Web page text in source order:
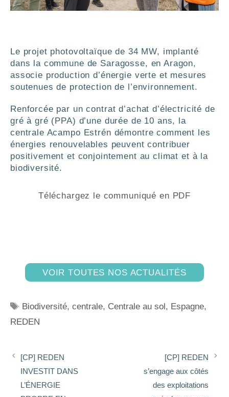
Le projet photovoltaïque de 34 MW, implanté
dans la commune de Saragosse, en Aragon,
associe production d’énergie verte et mesures
soutenues de protection de l’environnement.
Renforcée par un contrat d’achat d’électricité de
gré à gré (PPA) d’une durée de 10 ans, la
centrale Acampo Estrén démontre comment les
énergies renouvelables peuvent contribuer
positivement et conjointement au climat et à la
biodiversité.
Téléchargez le communiqué en PDF
VOIR TOUTES NOS ACTUALITÉS
Biodiversité,centrale, Centrale au sol , Espagne,
REDEN
[CP] REDEN
INVESTIT DANS
L’ÉNERGIE
[CP] REDEN
s’engage aux côtés
des exploitations